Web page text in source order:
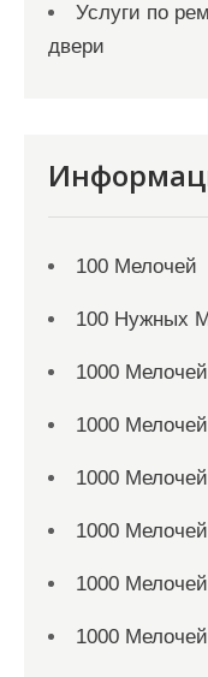
Услуги по
двери
100 Мелочей
100 Нужных
1000 Мелочей
1000 Мелочей
1000 Мелочей
1000 Мелочей
1000 Мелочей
1000 Мелочей